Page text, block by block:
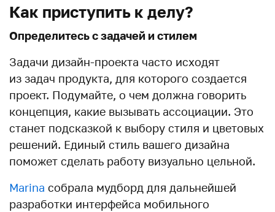
Как приступить к делу?
Определитесь с задачей и стилем
Задачи дизайн-проекта часто исходят
из задач продукта, для которого создается
проект. Подумайте, о чем должна говорить
концепция, какие вызывать ассоциации. Это
станет подсказкой к выбору стиля и цветовых
решений. Единый стиль вашего дизайна
поможет сделать работу визуально цельной.
Marina собрала мудборд для дальнейшей
разработки интерфейса мобильного